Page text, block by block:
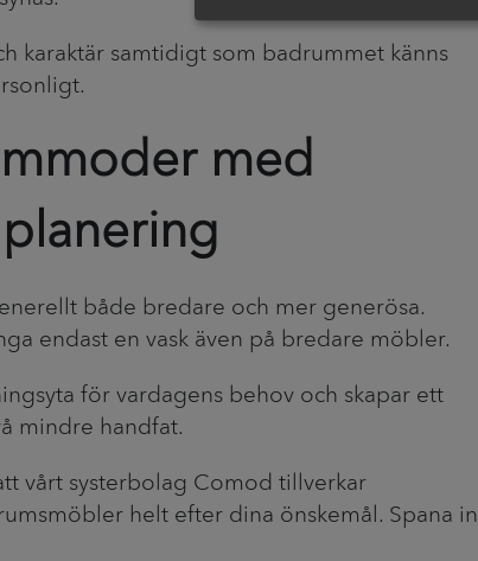
karaktär samtidigt som badrummet känns
med
både bredare och mer generösa.
endast en vask även på bredare möbler.
för vardagens behov och skapar ett
mindre handfat.
vårt systerbolag Comod tillverkar
helt efter dina önskemål. Spana in